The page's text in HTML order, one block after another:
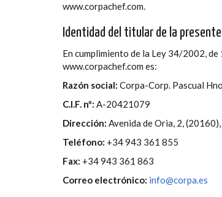
www.corpachef.com.
Identidad del titular de la
En cumplimiento de la Ley 34/2002,
www.corpachef.com es:
Razón social: Corpa-Corp. Pascual
C.I.F. nº: A-20421079
Dirección: Avenida de Oria, 2,
Teléfono: +34 943 361 855
Fax: +34 943 361 863
Correo electrónico: info@corpa.es